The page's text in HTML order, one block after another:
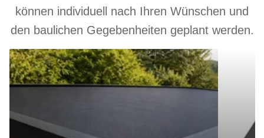
können individuell nach Ihren Wünschen und
den baulichen Gegebenheiten geplant werden.
Aufdachmarkise